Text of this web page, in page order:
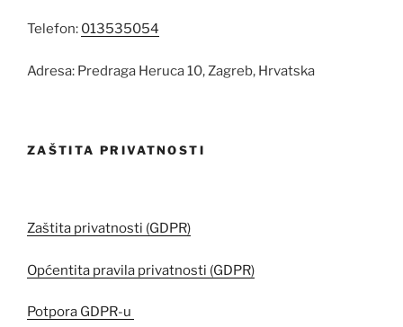
Telefon: 013535054
Adresa: Predraga Heruca 10, Zagreb, Hrvatska
ZAŠTITA PRIVATNOSTI
Zaštita privatnosti (GDPR)
Općentita pravila privatnosti (GDPR)
Potpora GDPR-u